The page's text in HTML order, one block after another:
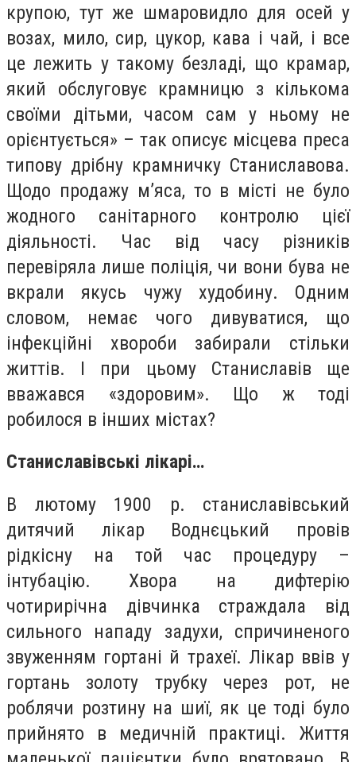
крупою, тут же шмаровидло для осей у
возах, мило, сир, цукор, кава і чай, і все
це лежить у такому безладі, що крамар,
який обслуговує крамницю з кількома
своїми дітьми, часом сам у ньому не
орієнтується» – так описує місцева преса
типову дрібну крамничку Станиславова.
Щодо продажу м’яса, то в місті не було
жодного санітарного контролю цієї
діяльності. Час від часу різників
перевіряла лише поліція, чи вони бува не
вкрали якусь чужу худобину. Одним
словом, немає чого дивуватися, що
інфекційні хвороби забирали стільки
життів. І при цьому Станиславів ще
вважався «здоровим». Що ж тоді
робилося в інших містах?
Станиславівські лікарі…
В лютому 1900 р. станиславівський
дитячий лікар Воднєцький провів
рідкісну на той час процедуру –
інтубацію. Хвора на дифтерію
чотирирічна дівчинка страждала від
сильного нападу задухи, спричиненого
звуженням гортані й трахеї. Лікар ввів у
гортань золоту трубку через рот, не
роблячи розтину на шиї, як це тоді було
прийнято в медичній практиці. Життя